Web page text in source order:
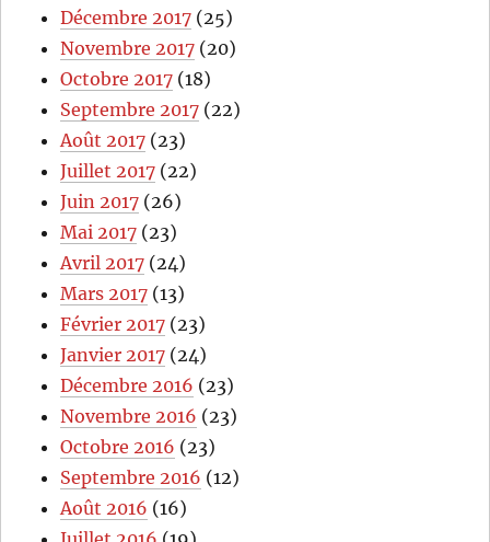
Décembre 2017 (25)
Novembre 2017 (20)
Octobre 2017 (18)
Septembre 2017 (22)
Août 2017 (23)
Juillet 2017 (22)
Juin 2017 (26)
Mai 2017 (23)
Avril 2017 (24)
Mars 2017 (13)
Février 2017 (23)
Janvier 2017 (24)
Décembre 2016 (23)
Novembre 2016 (23)
Octobre 2016 (23)
Septembre 2016 (12)
Août 2016 (16)